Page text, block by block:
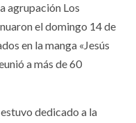
agrupación Los
el domingo 14 de
en la manga «Jesús
a más de 60
dedicado a la